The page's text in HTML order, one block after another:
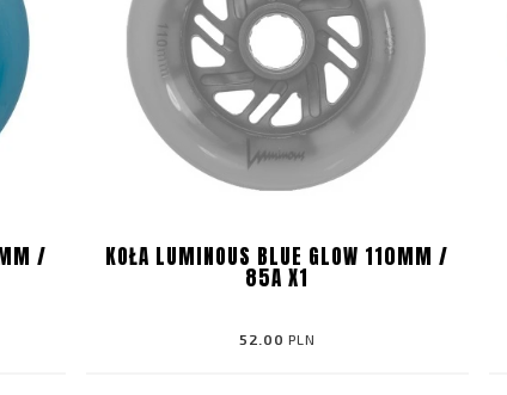
/ KOŁA LUMINOUS BLUE GLOW 110MM /
85A X1
52.00 PLN